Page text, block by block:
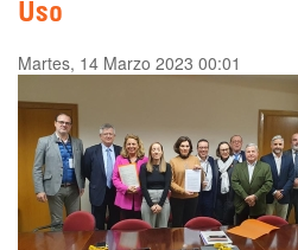
Uso
Martes, 14 Marzo 2023 00:01